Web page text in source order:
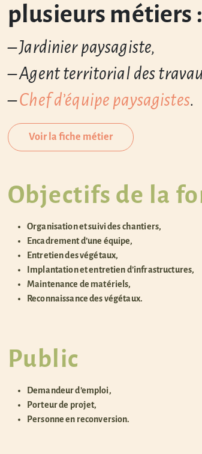
plusieurs métiers :
– Jardinier paysagiste,
– Agent territorial des
–Chef d’équipe paysagistes.
Voir la fiche métier
Objectifs de la
Organisation et suivi des chantiers,
Encadrement d’une équipe,
Entretien des végétaux,
Implantation et entretien d’infrastructures,
Maintenance de matériels,
Reconnaissance des végétaux.
Public
Demandeur d’emploi,
Porteur de projet,
Personne en reconversion.